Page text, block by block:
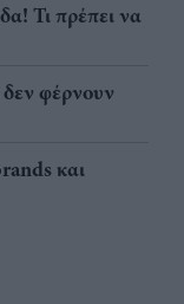
Τι πρέπει να
δεν φέρνουν
και